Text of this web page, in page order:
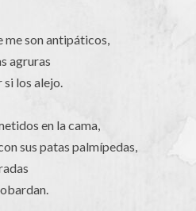
me son antipáticos,
agruras
los alejo.
en la cama,
sus patas palmípedas,